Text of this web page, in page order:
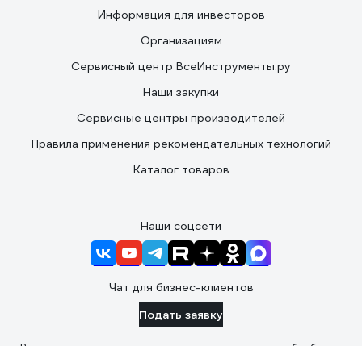
Информация для инвесторов
Организациям
Сервисный центр ВсеИнструменты.ру
Наши закупки
Сервисные центры производителей
Правила применения рекомендательных технологий
Каталог товаров
Наши соцсети
Чат для бизнес-клиентов
Подать заявку